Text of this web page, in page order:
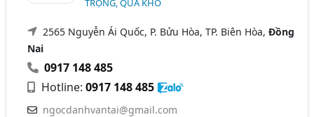
TRỌNG, QUÁ KHỔ
2565 Nguyễn Ái Quốc, P. Bửu Hòa, TP. Biên Hòa,Đồng
Nai
0917 148 485
Hotline:0917 148 485
ngocdanhvantai@gmail.com